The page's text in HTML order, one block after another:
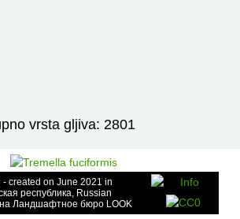
vrsta gljiva: 2801
- created on June 2021 in
республика, Russian
Ландшафтное бюро LOOK